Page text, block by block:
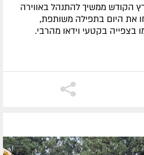
הקודש ממשיך להתנהל באווירה
את היום בתפילה משותפת,
בצפייה בקטעי וידאו מהרבי.